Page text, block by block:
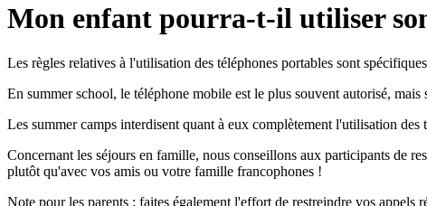
Mon enfant pourra-t-il utiliser
Les règles relatives à l'utilisation des téléphones portables sont
En summer school, le téléphone mobile est le plus souvent autorisé,
Les summer camps interdisent quant à eux complètement l'utilisation
Concernant les séjours en famille, nous conseillons aux participants de
plutôt qu'avec vos amis ou votre famille francophones !
Note pour les parents : faites également l'effort de restreindre vos